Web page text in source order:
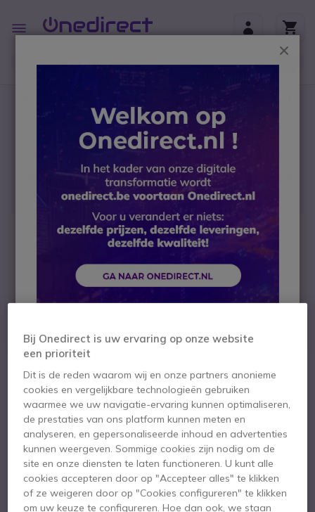
Toggle
Nav
btw)
Headsets
Accessoires
Vervanging headsets en onderdelen
Microfoonbuis voor Plantronics Encore HW510/520 (Pack
van 10)
Ga naar het einde van de afbeeldingen-gallerij
Bij Onedirect is uw ervaring op onze website
een prioriteit
Dit is de reden waarom wij en onze partners anonieme
cookies en vergelijkbare technologieën gebruiken
waarmee we uw navigatie-ervaring kunnen optimaliseren,
de prestaties van ons platform kunnen meten en
analyseren, en gepersonaliseerde inhoud en advertenties
kunnen weergeven. Sommige cookies zijn nodig om de
site en onze diensten te laten functioneren. U kunt alle
cookies accepteren door op "Accepteer alles" te klikken
of ze weigeren door op "Cookies configureren" te klikken
om uw keuze te configureren. Hoe dan ook, we staan